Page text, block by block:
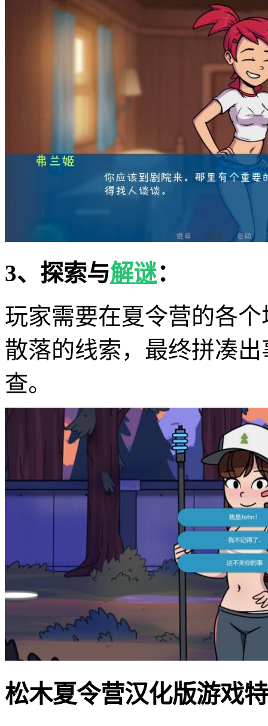
3、探索与解谜：
玩家需要在夏令营的各
散落的线索，最终拼凑
查。
松木夏令营汉化版游戏